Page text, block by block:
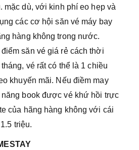
mặc dù, với kinh phí eo hẹp và
các cơ hội săn vé máy bay
hàng không trong nước.
săn vé giá rẻ cách thời
vé rất có thể là 1 chiều
khuyến mãi. Nếu điềm may
năng book được vé khứ hồi trực
của hãng hàng không với cái
triệu.